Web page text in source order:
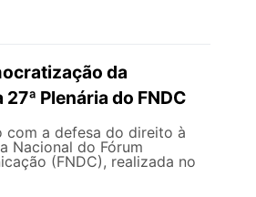
da
Plenária do FNDC
com a defesa do direito à
Nacional do Fórum
(FNDC), realizada no